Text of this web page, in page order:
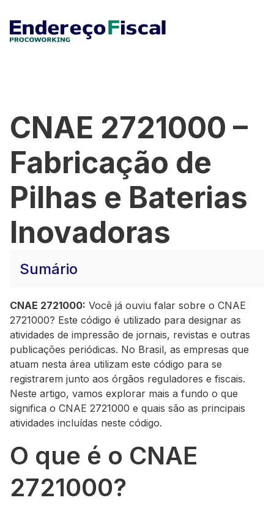
CNAE 2721000 –
Fabricação de
Pilhas e Baterias
Inovadoras
Sumário
CNAE 2721000: Você já ouviu falar sobre o CNAE
2721000? Este código é utilizado para designar as
atividades de impressão de jornais, revistas e outras
publicações periódicas. No Brasil, as empresas que
atuam nesta área utilizam este código para se
registrarem junto aos órgãos reguladores e fiscais.
Neste artigo, vamos explorar mais a fundo o que
significa o CNAE 2721000 e quais são as principais
atividades incluídas neste código.
O que é o CNAE
2721000?